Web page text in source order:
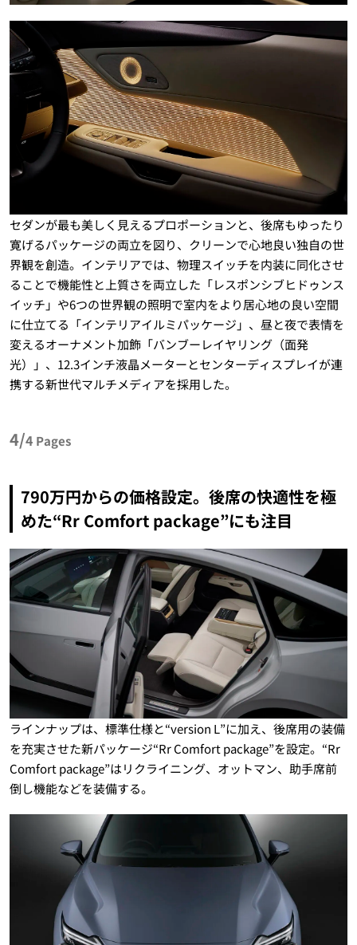
セダンが最も美しく見えるプロポーションと、後席もゆったり
寛げるパッケージの両立を図り、クリーンで心地良い独自の世
界観を創造。インテリアでは、物理スイッチを内装に同化させ
ることで機能性と上質さを両立した「レスポンシブヒドゥンス
イッチ」や6つの世界観の照明で室内をより居心地の良い空間
に仕立てる「インテリアイルミパッケージ」、昼と夜で表情を
変えるオーナメント加飾「バンブーレイヤリング（面発
光）」、12.3インチ液晶メーターとセンターディスプレイが連
携する新世代マルチメディアを採用した。
4/4 Pages
790万円からの価格設定。後席の快適性を極
めた“Rr Comfort package”にも注目
ラインナップは、標準仕様と“version L”に加え、後席用の装備
を充実させた新パッケージ“Rr Comfort package”を設定。“Rr
Comfort package”はリクライニング、オットマン、助手席前
倒し機能などを装備する。